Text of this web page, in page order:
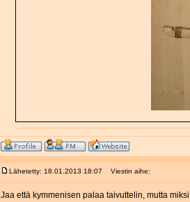
Lähetetty: 18.01.2013 18:07 Viestin aihe:
Jaa että kymmenisen palaa taivuttelin, mutta